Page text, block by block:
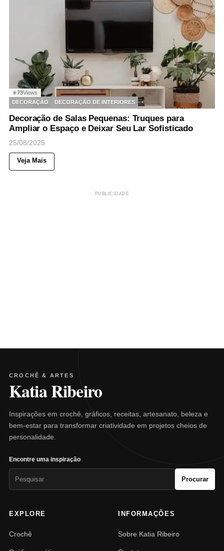
◉73Views
DECORAÇÃO
DECORAÇÃO DE INTERIORES
Decoração de Salas Pequenas: Truques para
Ampliar o Espaço e Deixar Seu Lar Sofisticado
25/08/2025
Veja Mais
PUBLICIDADE
CROCHÊ & ARTES
Katia Ribeiro
Inspirações em crochê, gráficos, receitas, artesanato, beleza e
bem-estar para transformar criatividade em projetos cheios de
personalidade.
Encontre uma inspiração
Procurar
EXPLORE
Crochê
INFORMAÇÕES
Sobre Katia Ribeiro